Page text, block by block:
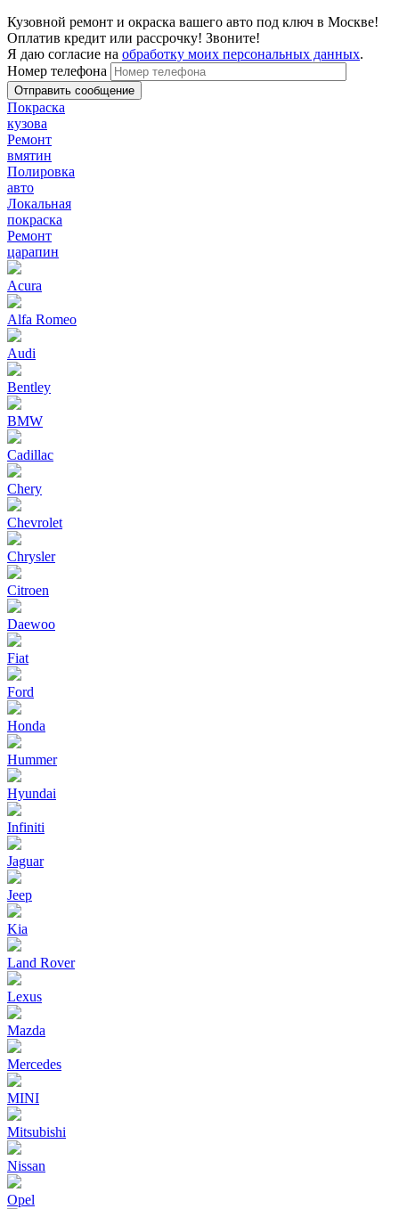
Кузовной ремонт и окраска вашего авто под ключ в Москве!
Оплатив кредит или рассрочку! Звоните!
Я даю согласие на обработку моих персональных данных.
Номер телефона
Покраска
кузова
Ремонт
вмятин
Полировка
авто
Локальная
покраска
Ремонт
царапин
Acura
Alfa Romeo
Audi
Bentley
BMW
Cadillac
Chery
Chevrolet
Chrysler
Citroen
Daewoo
Fiat
Ford
Honda
Hummer
Hyundai
Infiniti
Jaguar
Jeep
Kia
Land Rover
Lexus
Mazda
Mercedes
MINI
Mitsubishi
Nissan
Opel